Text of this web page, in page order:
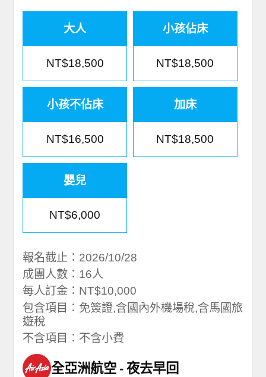
大人
NT$18,500
小孩佔床
NT$18,500
小孩不佔床
NT$16,500
加床
NT$18,500
嬰兒
NT$6,000
報名截止：2026/10/28
成團人數：16人
每人訂金：NT$10,000
包含項目：免簽證,含國內外機場稅,含馬國旅
遊稅
不含項目：不含小費
全亞洲航空
夜去早回